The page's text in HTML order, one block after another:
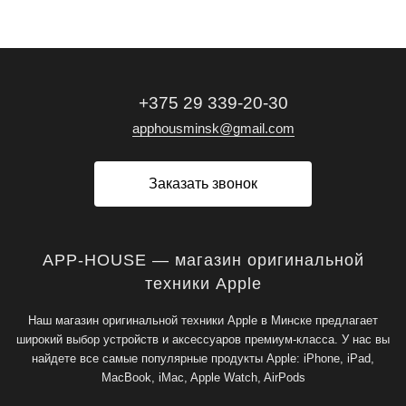
+375 29 339-20-30
apphousminsk@gmail.com
Заказать звонок
APP-HOUSE — магазин оригинальной
техники Apple
Наш магазин оригинальной техники Apple в Минске предлагает
широкий выбор устройств и аксессуаров премиум-класса. У нас вы
найдете все самые популярные продукты Apple: iPhone, iPad,
MacBook, iMac, Apple Watch, AirPods